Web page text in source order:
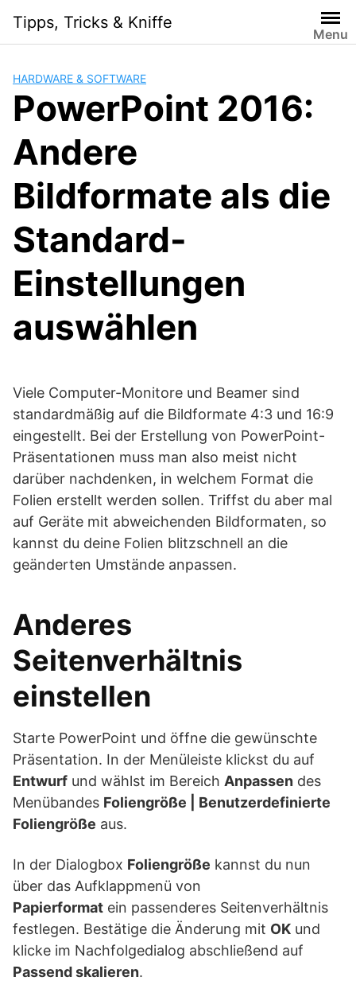
i
Tipps, Tricks & Kniffe
Menu
HARDWARE & SOFTWARE
PowerPoint 2016:
Andere
Bildformate als die
Standard-
Einstellungen
auswählen
Viele Computer-Monitore und Beamer sind
standardmäßig auf die Bildformate 4:3 und 16:9
eingestellt. Bei der Erstellung von PowerPoint-
Präsentationen muss man also meist nicht
darüber nachdenken, in welchem Format die
Folien erstellt werden sollen. Triffst du aber mal
auf Geräte mit abweichenden Bildformaten, so
kannst du deine Folien blitzschnell an die
geänderten Umstände anpassen.
Anderes
Seitenverhältnis
einstellen
Starte PowerPoint und öffne die gewünschte
Präsentation. In der Menüleiste klickst du auf
Entwurf und wählst im Bereich Anpassen des
Menübandes Foliengröße | Benutzerdefinierte
Foliengröße aus.
In der Dialogbox Foliengröße kannst du nun
über das Aufklappmenü von
Papierformat ein passenderes Seitenverhältnis
festlegen. Bestätige die Änderung mit OK und
klicke im Nachfolgedialog abschließend auf
Passend skalieren.